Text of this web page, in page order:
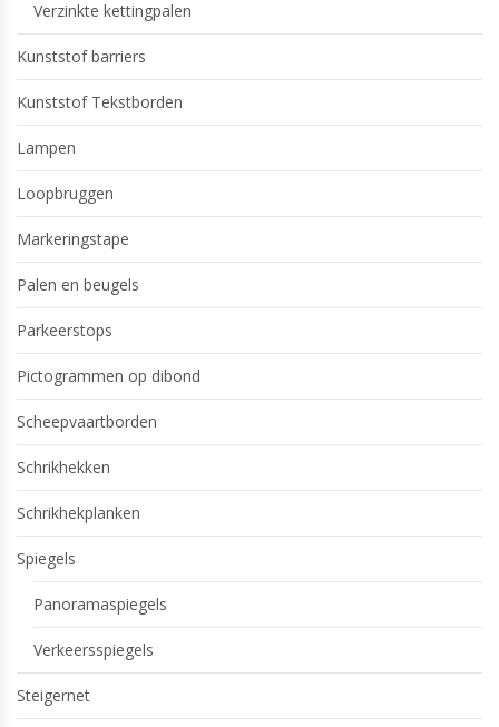
Verzinkte kettingpalen
Kunststof barriers
Kunststof Tekstborden
Lampen
Loopbruggen
Markeringstape
Palen en beugels
Parkeerstops
Pictogrammen op dibond
Scheepvaartborden
Schrikhekken
Schrikhekplanken
Spiegels
Panoramaspiegels
Verkeersspiegels
Steigernet